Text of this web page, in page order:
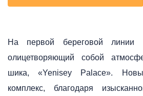
На первой береговой линии
олицетворяющий собой
шика, «Yenisey Palace».
комплекс, благодаря